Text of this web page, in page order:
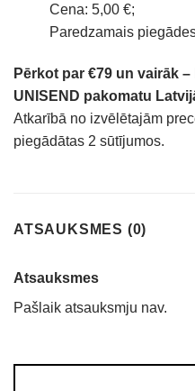
Cena: 5,00 €;
Paredzamais
Pērkot par €79 un vairāk
UNISEND pakomatu
Atkarībā no izvēlētajām
piegādātas 2 sūtījumos.
ATSAUKSMES (0)
Atsauksmes
Pašlaik atsauksmju nav.